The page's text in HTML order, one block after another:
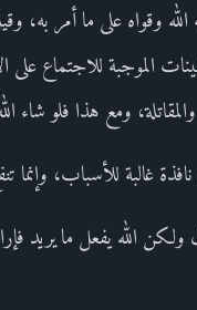
الله وقواه على ما أمر به،
الموجبة للاجتماع
ومع هذا فلو شاء
غالبة للأسباب،
الله يفعل ما يريد